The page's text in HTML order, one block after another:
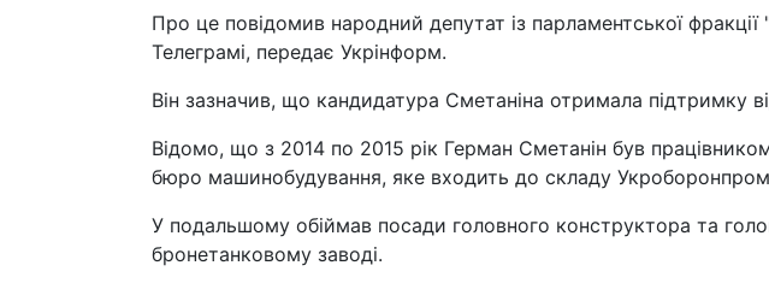
Про це повідомив народний депутат із парламентської
Телеграмі, передає Укрінформ.
Він зазначив, що кандидатура Сметаніна отримала підтримку
Відомо, що з 2014 по 2015 рік Герман Сметанін був
бюро машинобудування, яке входить до складу
У подальшому обіймав посади головного конструктора та
бронетанковому заводі.